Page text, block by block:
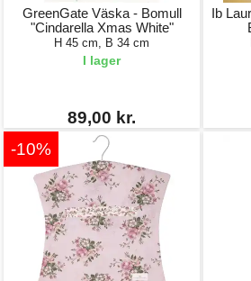
GreenGate Väska - Bomull
"Cindarella Xmas White"
H 45 cm, B 34 cm
I lager
89,00 kr.
Ib
-10%